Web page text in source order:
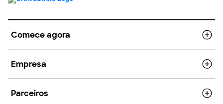
Comece agora
Empresa
Parceiros